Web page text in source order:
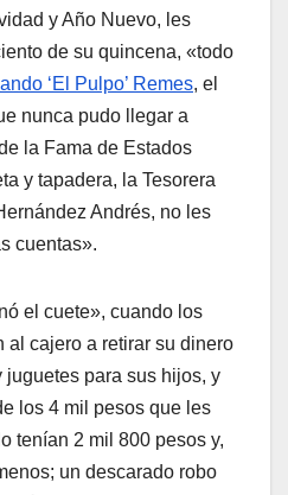
y Año Nuevo, les
de su quincena, «todo
‘El Pulpo’ Remes, el
nunca pudo llegar a
la Fama de Estados
y tapadera, la Tesorera
Andrés, no les
cuentas».
el cuete», cuando los
al cajero a retirar su dinero
juguetes para sus hijos, y
los 4 mil pesos que les
tenían 2 mil 800 pesos y,
un descarado robo